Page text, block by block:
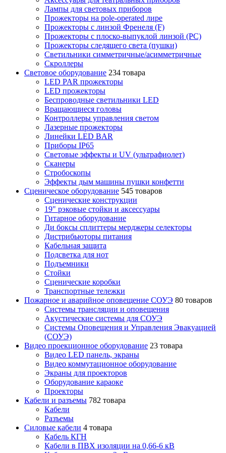
Лампы для световых приборов
Прожекторы на pole-operated лире
Прожекторы с линзой Френеля (F)
Прожекторы с плоско-выпуклой линзой (PC)
Прожекторы следящего света (пушки)
Светильники симметричные/асимметричные
Скроллеры
Световое оборудование 234 товара
LED PAR прожекторы
LED прожекторы
Беспроводные светильники LED
Вращающиеся головы
Контроллеры управления светом
Лазерные прожекторы
Линейки LED BAR
Приборы IP65
Световые эффекты и UV (ультрафиолет)
Сканеры
Стробоскопы
Эффекты дым машины пушки конфетти
Сценическое оборудование 545 товаров
Сценические конструкции
19" рэковые стойки и аксесcуары
Гитарное оборудование
Ди боксы сплиттеры мерджеры селекторы
Дистрибьюторы питания
Кабельная защита
Подсветка для нот
Подъемники
Стойки
Сценические коробки
Транспортные тележки
Пожарное и аварийное оповещение СОУЭ 80 товаров
Cистемы трансляции и оповещения
Акустические системы для СОУЭ
Системы Оповещения и Управления Эвакуацией
(СОУЭ)
Видео проекционное оборудование 23 товара
Видео LED панель, экраны
Видео коммутационное оборудование
Экраны для проекторов
Оборудование караоке
Проекторы
Кабели и разъемы 782 товара
Кабели
Разъемы
Силовые кабели 4 товара
Кабель КГН
Кабели в ПВХ изоляции на 0,66-6 кВ